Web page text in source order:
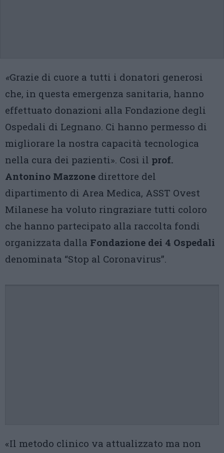
«Grazie di cuore a tutti i donatori generosi
che, in questa emergenza sanitaria, hanno
effettuato donazioni alla Fondazione degli
Ospedali di Legnano. Ci hanno permesso di
migliorare la nostra capacità tecnologica
nella cura dei pazienti». Così il prof.
Antonino Mazzone direttore del
dipartimento di Area Medica, ASST Ovest
Milanese ha voluto ringraziare tutti coloro
che hanno partecipato alla raccolta fondi
organizzata dalla Fondazione dei 4 Ospedali
denominata “Stop al Coronavirus”.
«Il metodo clinico va attualizzato ma non